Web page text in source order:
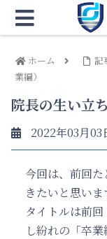
ホーム 記
業編）
院長の生い立
2022年03月03
今回は、前回
きたいと思いま
タイトルは前
し紛れの「卒業